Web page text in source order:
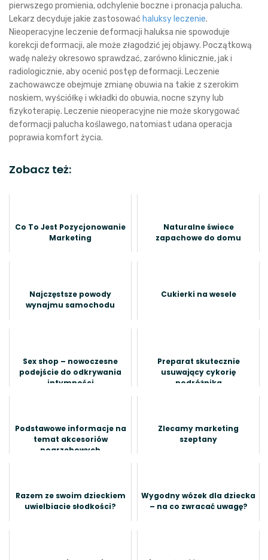
pierwszego promienia, odchylenie boczne i pronacja palucha.
Lekarz decyduje jakie zastosować haluksy leczenie.
Nieoperacyjne leczenie deformacji haluksa nie spowoduje
korekcji deformacji, ale może złagodzić jej objawy. Początkową
wadę należy okresowo sprawdzać, zarówno klinicznie, jak i
radiologicznie, aby ocenić postęp deformacji. Leczenie
zachowawcze obejmuje zmianę obuwia na takie z szerokim
noskiem, wyściółkę i wkładki do obuwia, nocne szyny lub
fizykoterapię. Leczenie nieoperacyjne nie może skorygować
deformacji palucha koślawego, natomiast udana operacja
poprawia komfort życia.
Zobacz też:
Co To Jest Pozycjonowanie
Marketing
Naturalne świece
zapachowe do domu
Najczęstsze powody
wynajmu samochodu
Cukierki na wesele
Sex shop – nowoczesne
podejście do odkrywania
intymności
Preparat skutecznie
usuwający cykorię
podróżnika
Podstawowe informacje na
temat akcesoriów
pogrzebowych
Zlecamy marketing
szeptany
Razem ze swoim dzieckiem
uwielbiacie słodkości?
Wygodny wózek dla dziecka
– na co zwracać uwagę?